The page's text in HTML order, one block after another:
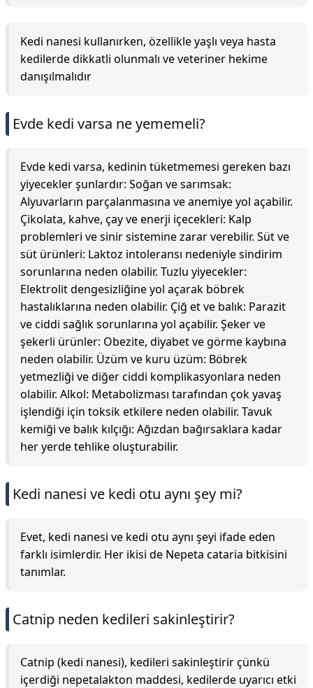
Kedi nanesi kullanırken, özellikle yaşlı veya hasta
kedilerde dikkatli olunmalı ve veteriner hekime
danışılmalıdır
Evde kedi varsa ne yememeli?
Evde kedi varsa, kedinin tüketmemesi gereken bazı
yiyecekler şunlardır: Soğan ve sarımsak:
Alyuvarların parçalanmasına ve anemiye yol açabilir.
Çikolata, kahve, çay ve enerji içecekleri: Kalp
problemleri ve sinir sistemine zarar verebilir. Süt ve
süt ürünleri: Laktoz intoleransı nedeniyle sindirim
sorunlarına neden olabilir. Tuzlu yiyecekler:
Elektrolit dengesizliğine yol açarak böbrek
hastalıklarına neden olabilir. Çiğ et ve balık: Parazit
ve ciddi sağlık sorunlarına yol açabilir. Şeker ve
şekerli ürünler: Obezite, diyabet ve görme kaybına
neden olabilir. Üzüm ve kuru üzüm: Böbrek
yetmezliği ve diğer ciddi komplikasyonlara neden
olabilir. Alkol: Metabolizması tarafından çok yavaş
işlendiği için toksik etkilere neden olabilir. Tavuk
kemiği ve balık kılçığı: Ağızdan bağırsaklara kadar
her yerde tehlike oluşturabilir.
Kedi nanesi ve kedi otu aynı şey mi?
Evet, kedi nanesi ve kedi otu aynı şeyi ifade eden
farklı isimlerdir. Her ikisi de Nepeta cataria bitkisini
tanımlar.
Catnip neden kedileri sakinleştirir?
Catnip (kedi nanesi), kedileri sakinleştirir çünkü
içerdiği nepetalakton maddesi, kedilerde uyarıcı etki